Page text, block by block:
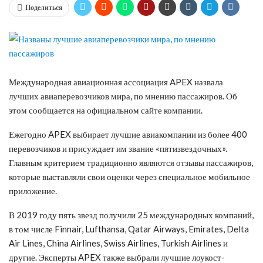
Поделиться
​Международная авиационная ассоциация APEX назвала
лучших авиаперевозчиков мира, по мнению пассажиров. Об
этом сообщается на официальном сайте компании.
Ежегодно APEX выбирает лучшие авиакомпании из более 400
перевозчиков и присуждает им звание «пятизвездочных».
Главным критерием традиционно являются отзывы пассажиров,
которые выставляли свои оценки через специальное мобильное
приложение.
В 2019 году пять звезд получили 25 международных компаний,
в том числе Finnair, Lufthansa, Qatar Airways, Emirates, Delta
Air Lines, China Airlines, Swiss Airlines, Turkish Airlines и
другие. Эксперты APEX также выбрали лучшие лоукост-